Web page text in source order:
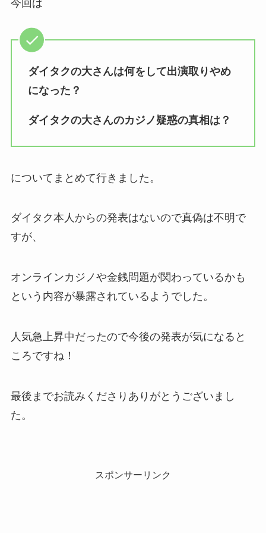
今回は
ダイタクの大さんは何をして出演取りやめ
になった？
ダイタクの大さんのカジノ疑惑の真相は？
についてまとめて行きました。
ダイタク本人からの発表はないので真偽は不明で
すが、
オンラインカジノや金銭問題が関わっているかも
という内容が暴露されているようでした。
人気急上昇中だったので今後の発表が気になると
ころですね！
最後までお読みくださりありがとうございまし
た。
スポンサーリンク